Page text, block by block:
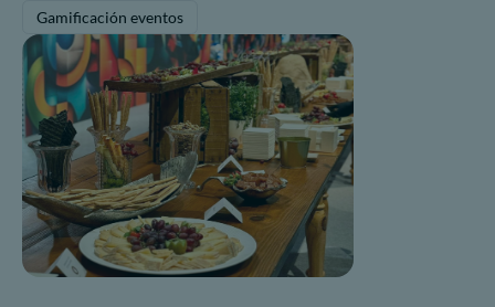
Gamificación eventos